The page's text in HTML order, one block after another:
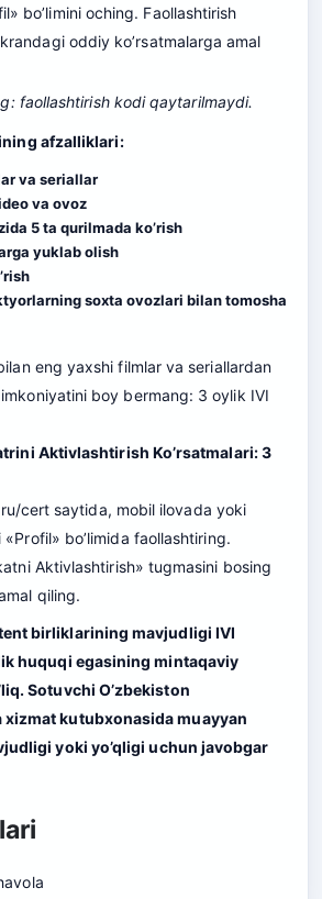
bo’limini oching. Faollashtirish
oddiy ko’rsatmalarga amal
faollashtirish kodi qaytarilmaydi.
afzalliklari:
va seriallar
va ovoz
5 ta qurilmada ko’rish
yuklab olish
soxta ovozlari bilan tomosha
eng yaxshi filmlar va seriallardan
imkoniyatini boy bermang: 3 oylik IVI
Aktivlashtirish Ko’rsatmalari: 3
cert saytida, mobil ilovada yoki
«Profil» bo’limida faollashtiring.
Aktivlashtirish» tugmasini bosing
qiling.
birliklarining mavjudligi IVI
huquqi egasining mintaqaviy
Sotuvchi O’zbekiston
xizmat kutubxonasida muayyan
yoki yo’qligi uchun javobgar